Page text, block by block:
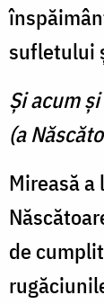
sufletului
Şi acum
(a
Mireasă a
de